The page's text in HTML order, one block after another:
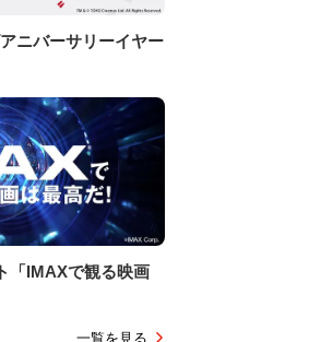
ニバーサリーイヤー
「IMAXで観る映画
一覧を見る